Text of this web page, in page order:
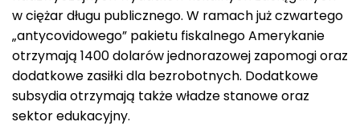
w ciężar długu publicznego. W ramach już czwartego
„antycovidowego” pakietu fiskalnego Amerykanie
otrzymają 1400 dolarów jednorazowej zapomogi oraz
dodatkowe zasiłki dla bezrobotnych. Dodatkowe
subsydia otrzymają także władze stanowe oraz
sektor edukacyjny.